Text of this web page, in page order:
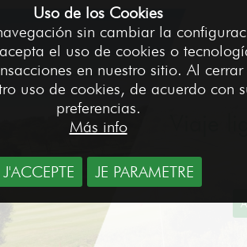
Viaje
Uso de los Cookies
sin cambiar la
el uso de cookies o
en nuestro sitio. Al cerrar
uso de cookies, de acuerdo con
preferencias.
Más info
J'ACCEPTE JE PARAMETRE